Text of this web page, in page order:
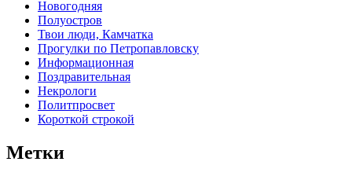
Новогодняя
Полуостров
Твои люди, Камчатка
Прогулки по Петропавловску
Информационная
Поздравительная
Некрологи
Политпросвет
Короткой строкой
Метки